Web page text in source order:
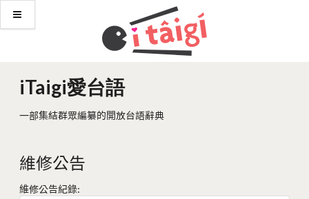
iTaigi愛台語
一部集結群眾編纂的開放台語辭典
維修公告
維修公告紀錄: